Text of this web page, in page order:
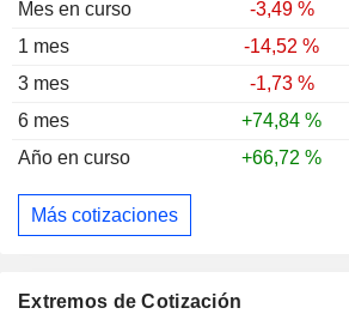
Mes en curso
-3,49 %
1 mes
-14,52 %
3 mes
-1,73 %
6 mes
+74,84 %
Año en curso
+66,72 %
Más cotizaciones
Extremos de Cotización